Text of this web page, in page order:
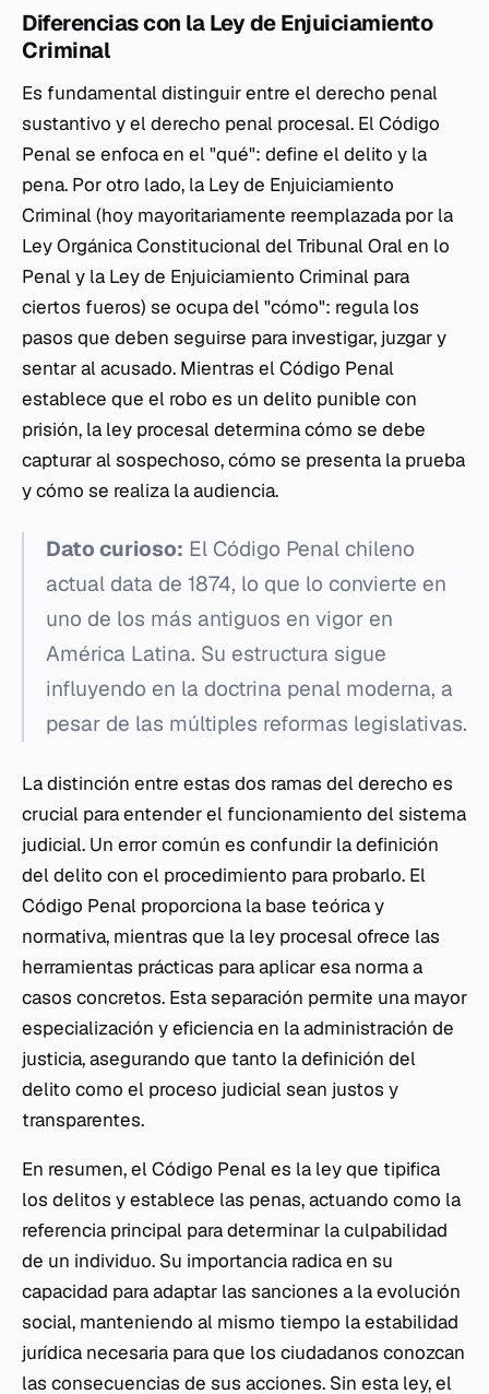
Diferencias con la Ley de Enjuiciamiento
Criminal
Es fundamental distinguir entre el derecho penal
sustantivo y el derecho penal procesal. El Código
Penal se enfoca en el "qué": define el delito y la
pena. Por otro lado, la Ley de Enjuiciamiento
Criminal (hoy mayoritariamente reemplazada por la
Ley Orgánica Constitucional del Tribunal Oral en lo
Penal y la Ley de Enjuiciamiento Criminal para
ciertos fueros) se ocupa del "cómo": regula los
pasos que deben seguirse para investigar, juzgar y
sentar al acusado. Mientras el Código Penal
establece que el robo es un delito punible con
prisión, la ley procesal determina cómo se debe
capturar al sospechoso, cómo se presenta la prueba
y cómo se realiza la audiencia.
Dato curioso: El Código Penal chileno
actual data de 1874, lo que lo convierte en
uno de los más antiguos en vigor en
América Latina. Su estructura sigue
influyendo en la doctrina penal moderna, a
pesar de las múltiples reformas legislativas.
La distinción entre estas dos ramas del derecho es
crucial para entender el funcionamiento del sistema
judicial. Un error común es confundir la definición
del delito con el procedimiento para probarlo. El
Código Penal proporciona la base teórica y
normativa, mientras que la ley procesal ofrece las
herramientas prácticas para aplicar esa norma a
casos concretos. Esta separación permite una mayor
especialización y eficiencia en la administración de
justicia, asegurando que tanto la definición del
delito como el proceso judicial sean justos y
transparentes.
En resumen, el Código Penal es la ley que tipifica
los delitos y establece las penas, actuando como la
referencia principal para determinar la culpabilidad
de un individuo. Su importancia radica en su
capacidad para adaptar las sanciones a la evolución
social, manteniendo al mismo tiempo la estabilidad
jurídica necesaria para que los ciudadanos conozcan
las consecuencias de sus acciones. Sin esta ley, el